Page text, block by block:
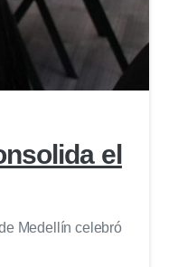
0
el
Medellín celebró